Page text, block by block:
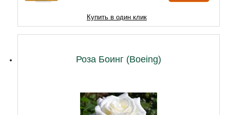
Купить в один клик
Роза Боинг (Boeing)